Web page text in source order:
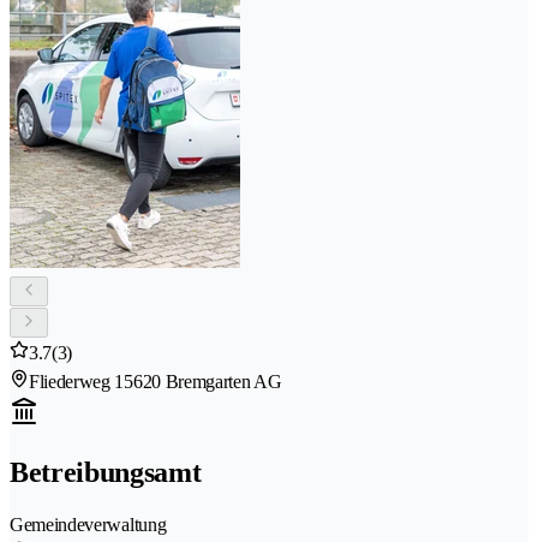
3.7(3)
Fliederweg 1 5620 Bremgarten AG
Betreibungsamt
Gemeindeverwaltung